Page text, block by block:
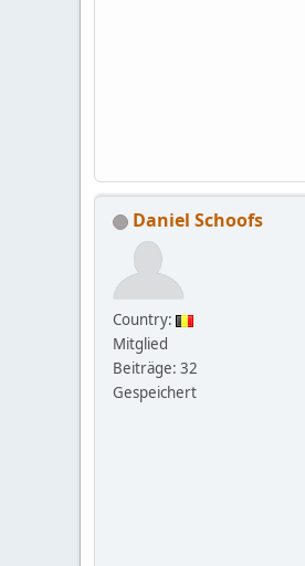
Daniel Schoofs
Country:
Mitglied
Beiträge: 32
Gespeichert